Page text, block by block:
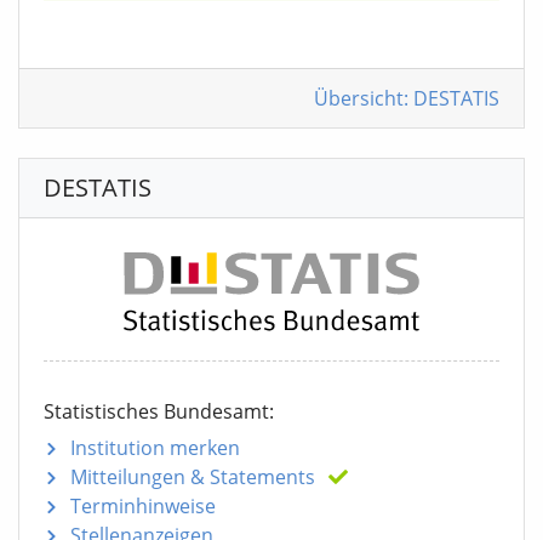
Übersicht: DESTATIS
DESTATIS
Statistisches Bundesamt:
Institution merken
Mitteilungen & Statements
Terminhinweise